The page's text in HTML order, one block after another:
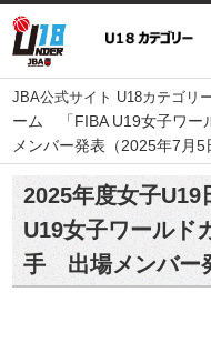
JBA公式サイト U18カテゴリ
ーム 「FIBA U19女子ワー
メンバー発表（2025年7月5
2025年度女子
U19女子ワールド
手 出場メンバー